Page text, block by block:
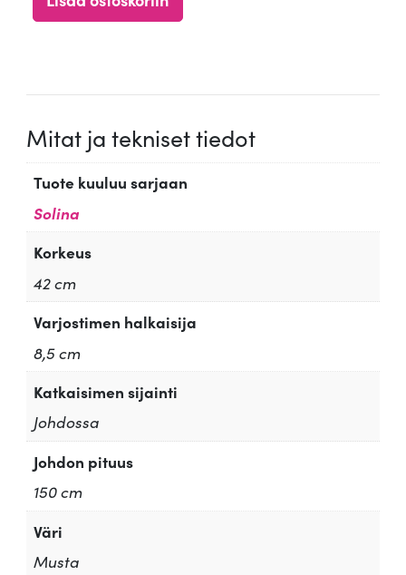
4.67
Mitat ja tekniset tiedot
Tuote kuuluu sarjaan
Solina
Korkeus
42 cm
Varjostimen halkaisija
8,5 cm
Katkaisimen sijainti
Johdossa
Johdon pituus
150 cm
Väri
Musta